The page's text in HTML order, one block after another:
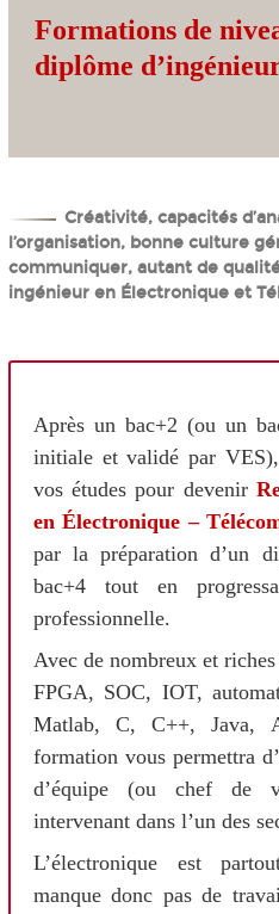
Formations de
diplôme d’
Créativité, capacités
l’organisation, bonne culture
communiquer, autant de
ingénieur en Électronique et
Après un bac+2 (ou un
initiale et validé par
vos études pour devenir
en Électronique –
par la préparation d’un
bac+4 tout en
professionnelle.
Avec de nombreux et
FPGA, SOC, IOT,
Matlab, C, C++, Java,
formation vous permettra
d’équipe (ou chef de
intervenant dans l’un des
L’électronique est
manque donc pas de